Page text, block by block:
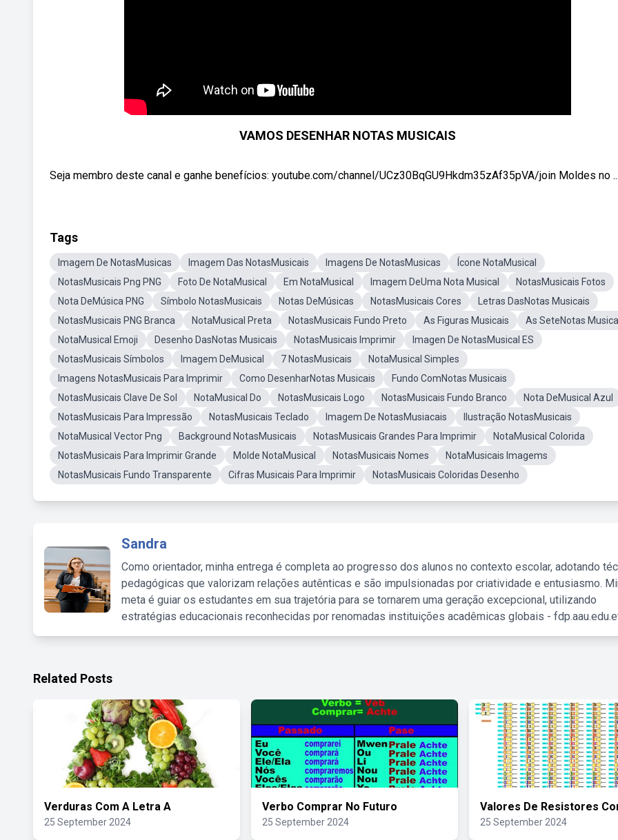
VAMOS DESENHAR NOTAS MUSICAIS
Seja membro deste canal e ganhe benefícios: youtube.com/channel/UCz30BqGU9Hkdm35zAf35pVA/join Moldes no
Tags
Imagem De NotasMusicas Imagem Das NotasMusicais Imagens De NotasMusicas
Ícone NotaMusical
NotasMusicais Png PNG
Foto De NotaMusical Em NotaMusical Imagem DeUma Nota Musical
NotasMusicais Fotos
Nota DeMúsica PNG
Símbolo NotasMusicais Notas DeMúsicas NotasMusicais Cores
Letras DasNotas Musicais
NotasMusicais PNG Branca
NotaMusical Preta NotasMusicais Fundo Preto As Figuras Musicais
As SeteNotas
NotaMusical Emoji
Desenho DasNotas Musicais NotasMusicais Imprimir
Imagen De NotasMusical ES
NotasMusicais Símbolos
Imagem DeMusical 7 NotasMusicais
NotaMusical Simples
Imagens NotasMusicais Para Imprimir
Como DesenharNotas Musicais
Fundo ComNotas Musicais
NotasMusicais Clave De Sol
NotaMusical Do NotasMusicais Logo NotasMusicais Fundo Branco
Nota DeMusical Azul
NotasMusicais Para Impressão
NotasMusicais Teclado Imagem De NotasMusiacais
Ilustração NotasMusicais
NotaMusical Vector Png
Background NotasMusicais NotasMusicais Grandes Para Imprimir
NotaMusical Colorida
NotasMusicais Para Imprimir Grande
Molde NotaMusical NotasMusicais Nomes
NotaMusicais Imagems
NotasMusicais Fundo Transparente
Cifras Musicais Para Imprimir NotasMusicais Coloridas Desenho
Sandra
Como orientador, minha entrega é completa ao progresso dos alunos no contexto escolar, adotando
pedagógicas que valorizam relações autênticas e são impulsionadas por criatividade e entusiasmo.
meta é guiar os estudantes em sua trajetória para se tornarem uma geração excepcional, utilizando
estratégias educacionais reconhecidas por renomadas instituições acadêmicas globais -
Related Posts
Verduras Com A Letra A
25 September 2024
Verbo Comprar No Futuro
25 September 2024
Valores De Resistores
25 September 2024